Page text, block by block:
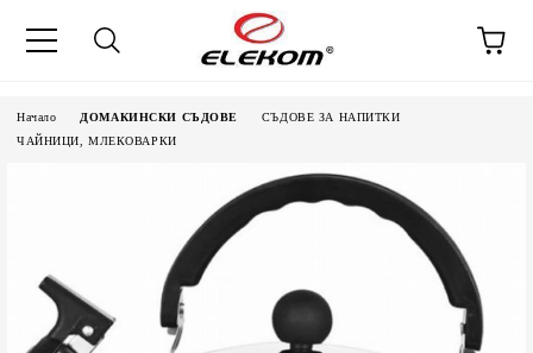
Начало ДОМАКИНСКИ СЪДОВЕ
СЪДОВЕ ЗА НАПИТКИ
ЧАЙНИЦИ, МЛЕКОВАРКИ